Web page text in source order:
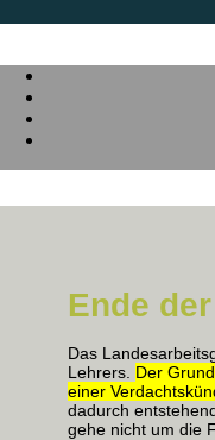
Ende
Das
Lehrers. Der
einer
dadurch
gehe nicht um die